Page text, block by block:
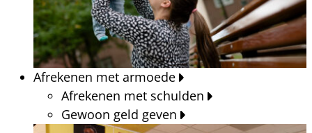
Afrekenen met armoede
Afrekenen met schulden
Gewoon geld geven